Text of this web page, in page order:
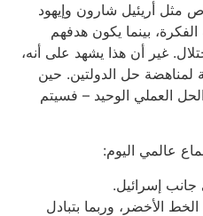
مثل أريئيل شارون وإيهود
بينما يكون هدفهم
غير أن هذا يشهد على أنه،
لمناهضة حل الدولتين. حين
العملي الوحيد – فسيتم
عالمي اليوم:
جانب إسرائيل.
الأخضر، وربما بتبادل